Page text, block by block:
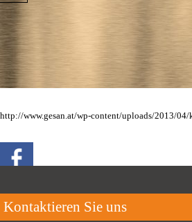
http://www.gesan.at/wp-content/uploads/2013/
Kontaktieren Sie uns